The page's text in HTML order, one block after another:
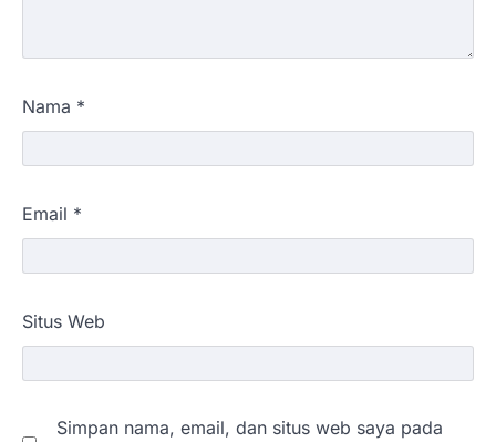
Nama *
Email *
Situs Web
Simpan nama, email, dan situs web saya pada